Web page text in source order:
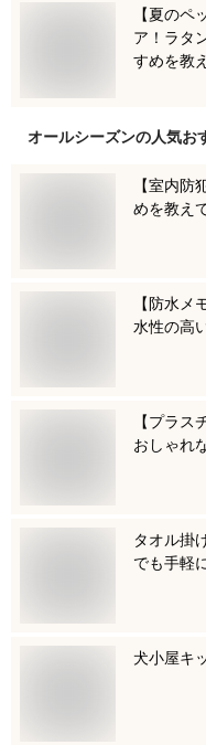
【夏のペ
ア！ラタ
すめを教
オールシーズンの人気お
【室内
めを教え
【防水
水性の高
【プラス
おしゃれ
タオル掛
でも手軽
犬小屋キ